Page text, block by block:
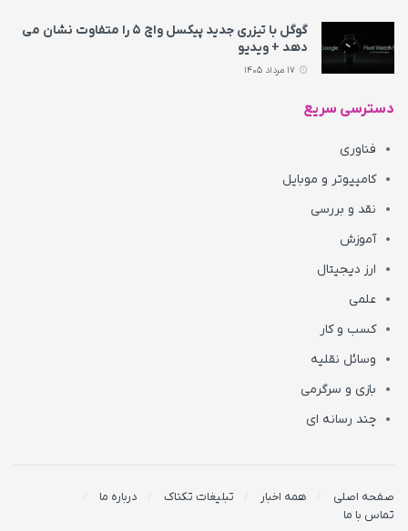
گوگل با تیزری جدید پیکسل واچ ۵ را متفاوت نشان می‌
دهد + ویدیو
17 مرداد 1405
دسترسی سریع
فناوری
کامپیوتر و موبایل
نقد و بررسی
آموزش
ارز دیجیتال
علمی
کسب و کار
وسائل نقلیه
بازی و سرگرمی
چند رسانه ای
صفحه اصلی همه اخبار تبلیغات تکناک
درباره ما
تماس با ما